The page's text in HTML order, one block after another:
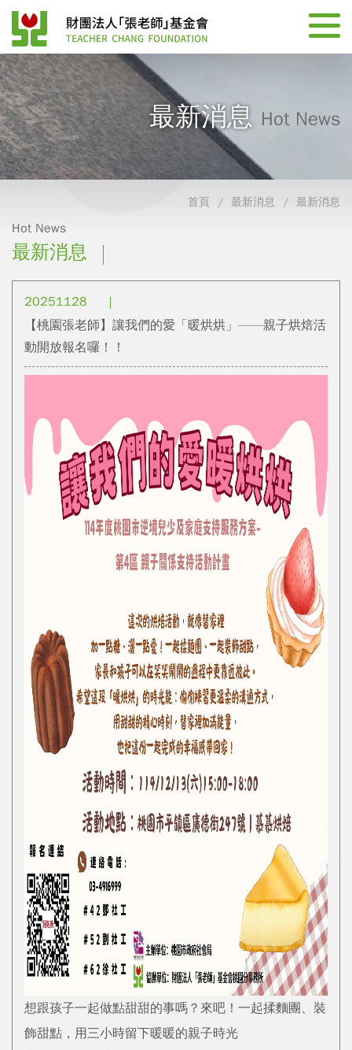
最新消息 Hot News
首頁 最新消息 最新消息
Hot News
最新消息
20251128
【桃園張老師】讓我們的愛「暖烘烘」——親子烘焙活
動開放報名囉！！
想跟孩子一起做點甜甜的事嗎？來吧！一起揉麵團、裝
飾甜點，用三小時留下暖暖的親子時光